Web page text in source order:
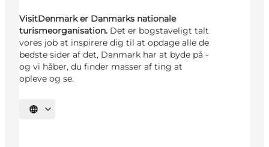
VisitDenmark er Danmarks nationale
turismeorganisation. Det er bogstaveligt talt
vores job at inspirere dig til at opdage alle de
bedste sider af det, Danmark har at byde på -
og vi håber, du finder masser af ting at
opleve og se.
Vælg sprog